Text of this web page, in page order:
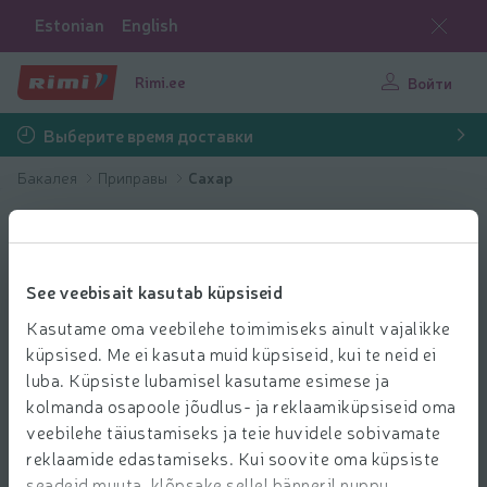
See veebisait kasutab küpsiseid
Kasutame oma veebilehe toimimiseks ainult vajalikke
küpsised. Me ei kasuta muid küpsiseid, kui te neid ei
luba. Küpsiste lubamisel kasutame esimese ja
kolmanda osapoole jõudlus- ja reklaamiküpsiseid oma
veebilehe täiustamiseks ja teie huvidele sobivamate
reklaamide edastamiseks. Kui soovite oma küpsiste
Estonian English
Rimi.ee Войти
Выберите время доставки
Бакалея Приправы Сахар